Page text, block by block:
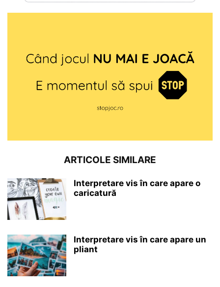
ARTICOLE SIMILARE
Interpretare vis în care apare o
caricatură
Interpretare vis în care apare un
pliant